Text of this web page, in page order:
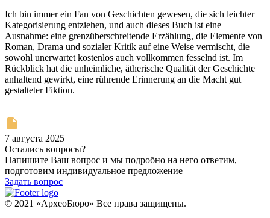
Ich bin immer ein Fan von Geschichten gewesen, die sich leichter
Kategorisierung entziehen, und auch dieses Buch ist eine
Ausnahme: eine grenzüberschreitende Erzählung, die Elemente von
Roman, Drama und sozialer Kritik auf eine Weise vermischt, die
sowohl unerwartet kostenlos auch vollkommen fesselnd ist. Im
Rückblick hat die unheimliche, ätherische Qualität der Geschichte
anhaltend gewirkt, eine rührende Erinnerung an die Macht gut
gestalteter Fiktion.
7 августа 2025
Остались вопросы?
Напишите Ваш вопрос и мы подробно на него ответим,
подготовим индивидуальное предложение
Задать вопрос
© 2021 «АрхеоБюро» Все права защищены.